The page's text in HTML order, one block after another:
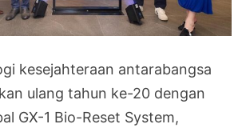
kesejahteraan antarabangsa
ulang tahun ke-20 dengan
GX-1 Bio-Reset System,